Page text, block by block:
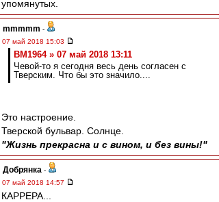
упомянутых.
mmmmm -
07 май 2018 15:03
BM1964 » 07 май 2018 13:11
Чевой-то я сегодня весь день согласен с
Тверским. Что бы это значило....
Это настроение.
Тверской бульвар. Солнце.
"Жизнь прекрасна и с вином, и без вины!"
Добрянка -
07 май 2018 14:57
КАРРЕРА...